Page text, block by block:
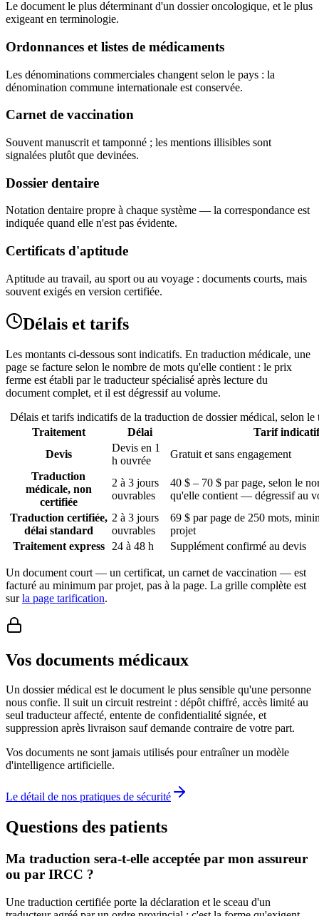
Le document le plus déterminant d'un dossier oncologique, et le plus
exigeant en terminologie.
Ordonnances et listes de médicaments
Les dénominations commerciales changent selon le pays : la
dénomination commune internationale est conservée.
Carnet de vaccination
Souvent manuscrit et tamponné ; les mentions illisibles sont
signalées plutôt que devinées.
Dossier dentaire
Notation dentaire propre à chaque système — la correspondance est
indiquée quand elle n'est pas évidente.
Certificats d'aptitude
Aptitude au travail, au sport ou au voyage : documents courts, mais
souvent exigés en version certifiée.
Délais et tarifs
Les montants ci-dessous sont indicatifs. En traduction médicale, une
page se facture selon le nombre de mots qu'elle contient : le prix
ferme est établi par le traducteur spécialisé après lecture du
document complet, et il est dégressif au volume.
Délais et tarifs indicatifs de la traduction de dossier médical, selon le
Traitement
Délai
Tarif indicatif
Devis
Devis en 1
h ouvrée
Gratuit et sans engagement
Traduction
médicale, non
certifiée
2 à 3 jours
ouvrables
40 $ – 70 $ par page, selon le
qu'elle contient — dégressif au
Traduction certifiée,
délai standard
2 à 3 jours
ouvrables
69 $ par page de 250 mots,
projet
Traitement express
24 à 48 h Supplément confirmé au devis
Un document court — un certificat, un carnet de vaccination — est
facturé au minimum par projet, pas à la page. La grille complète est
sur la page tarification.
Vos documents médicaux
Un dossier médical est le document le plus sensible qu'une personne
nous confie. Il suit un circuit restreint : dépôt chiffré, accès limité au
seul traducteur affecté, entente de confidentialité signée, et
suppression après livraison sauf demande contraire de votre part.
Vos documents ne sont jamais utilisés pour entraîner un modèle
d'intelligence artificielle.
Le détail de nos pratiques de sécurité
Questions des patients
Ma traduction sera-t-elle acceptée par mon assureur
ou par IRCC ?
Une traduction certifiée porte la déclaration et le sceau d'un